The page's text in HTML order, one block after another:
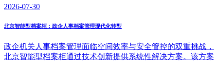
2026-07-30
北京智能型档案柜：政企人事档案管理现代化转型
政企机关人事档案管理面临空间效率与安全管控的双重挑战，
北京智能型档案柜通过技术创新提供系统性解决方案。该方案